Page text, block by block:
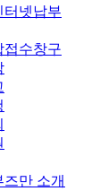
터넷납부
접수창구
만 소개